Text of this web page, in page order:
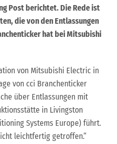
Post berichtet. Die Rede ist
die von den Entlassungen
hat bei Mitsubishi
von Mitsubishi Electric in
von cci Branchenticker
über Entlassungen mit
in Livingston
Systems Europe) führt.
leichtfertig getroffen.“